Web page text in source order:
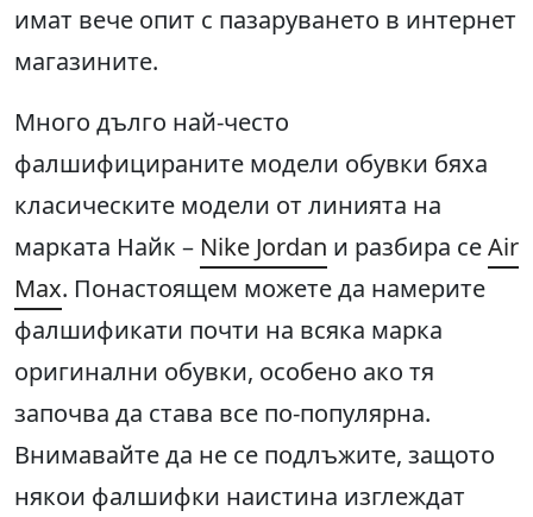
имат вече опит с пазаруването в интернет
магазините.
Много дълго най-често
фалшифицираните модели обувки бяха
класическите модели от линията на
марката Найк – Nike Jordan и разбира сеAir
Max. Понастоящем можете да намерите
фалшификати почти на всяка марка
оригинални обувки, особено ако тя
започва да става все по-популярна.
Внимавайте да не се подлъжите, защото
някои фалшифки наистина изглеждат